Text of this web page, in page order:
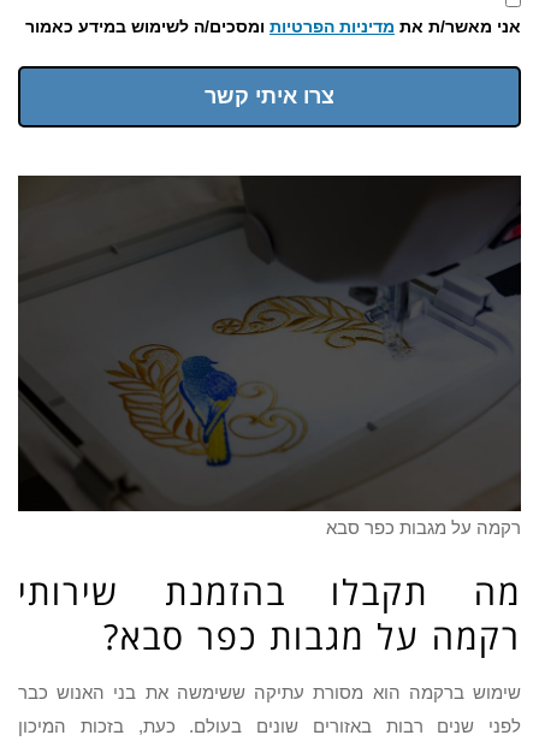
אני מאשר/ת את מדיניות הפרטיות ומסכים/ה לשימוש במידע כאמור
צרו איתי קשר
רקמה על מגבות כפר סבא
מה תקבלו בהזמנת שירותי
רקמה על מגבות כפר סבא?
שימוש ברקמה הוא מסורת עתיקה ששימשה את בני האנוש כבר
לפני שנים רבות באזורים שונים בעולם. כעת, בזכות המיכון